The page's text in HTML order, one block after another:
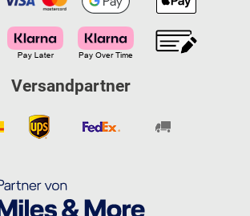
Versandpartner